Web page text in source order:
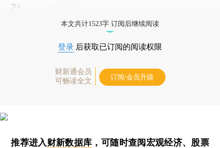
2）。
本文共计1523字 订阅后继续阅读
登录 后获取已订阅的阅读权限
财新通会员
可畅读全文
订阅/会员升级
推荐进入财新数据库 ，可随时查阅宏观经济、股票